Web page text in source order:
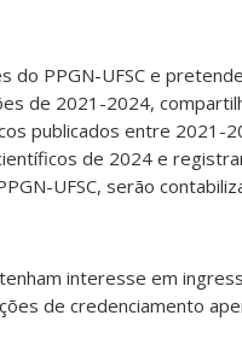
do PPGN-UFSC e
de 2021-2024,
publicados entre 2021-
de 2024 e
UFSC, serão
interesse em
de credenciamento